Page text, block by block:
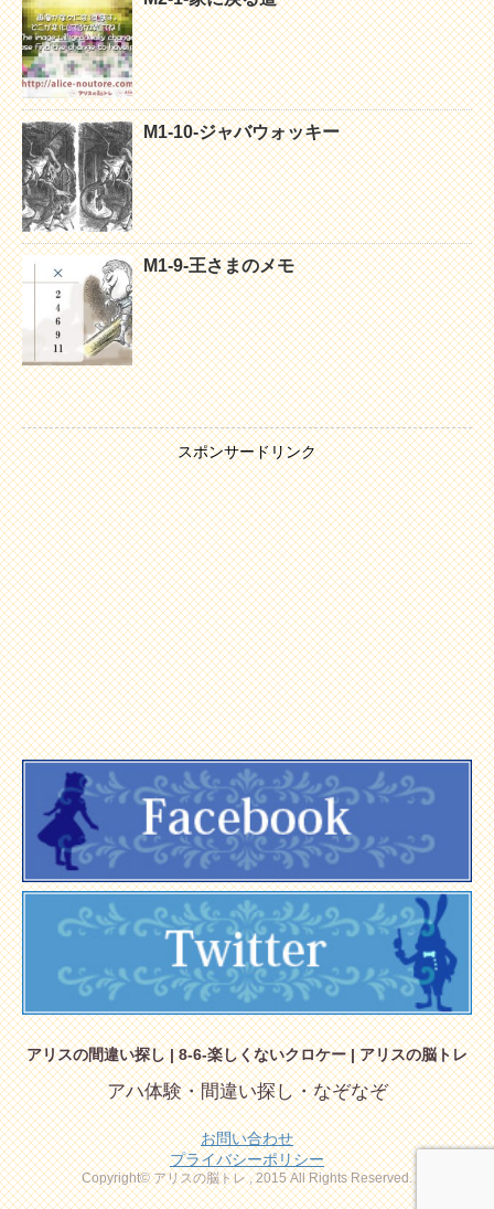
M1-10-ジャバウォッキー
M1-9-王さまのメモ
スポンサードリンク
アリスの間違い探し | 8-6-楽しくないクロケー | アリスの脳トレ
アハ体験・間違い探し・なぞなぞ
お問い合わせ
プライバシーポリシー
Copyright© アリスの脳トレ , 2015 All Rights Reserved.